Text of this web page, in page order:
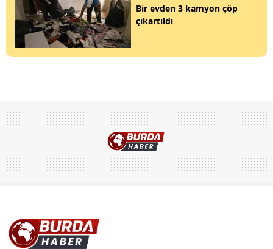
Bir evden 3 kamyon çöp
çıkartıldı